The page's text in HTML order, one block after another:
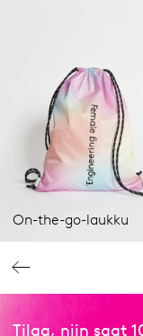
On-the-go-laukku
Tilaa, niin saat